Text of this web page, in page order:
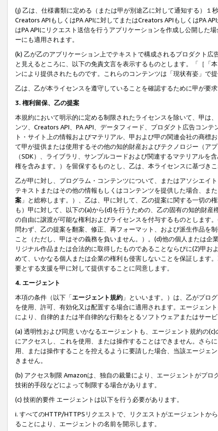
(j) 乙は、仕様書類に定める（または甲が別途乙に対して通知する）
Creators APIもしくはPA APIに対してまたはCreators APIもしくはPA
はPA APIにリクエスト送信を行うアプリケーションを作成し公開した
ーにも適用されます。
(k) 乙が乙のアプリケーション上でテキストで構成されるプロダクト
と見えるところに、以下の免責文言を表示するものとします。「［「
ンにより提供されたものです。これらのコンテンツは「現状有姿」で
乙は、乙が本ライセンスを遵守していることを確認するために甲が要
3. 権利留保、乙の提案
本規約において明示的に定める制限されたライセンスを除いて、甲は
ンツ、Creators API、PA API、データフィード、プロダクト広告コン
ト・サイト上の情報およびマテリアル、甲および甲の関連会社の商
て甲が提供または使用するその他の知的財産およびテクノロジー（ア
（SDK）、ライブラリ、サンプルコードおよび関連するマテリアル
権を含みます。）を留保するものとし、乙は、本ライセンスに基づき
乙が甲に対し、プログラム・コンテンツについて、またはアソシエイ
テキストまたはその他の情報もしくはコンテンツを提供した場合、ま
案 」と総称します。）、乙は、甲に対して、乙の提案に関する一切
も）甲に対して、以下の(a)から(d)を行うための、乙の固有の知的財
の自由に譲渡が可能な権利およびライセンスを付与するものとします
問わず、乙の提案を翻案、修正、再フォーマット、および派生作品を
こと（ただし、甲はその義務を負いません。）。(d)他の個人または
リジナル作品または合法的に取得したものであることならびに(Z)甲
めて、いかなる個人または企業の権利も侵害しないことを保証します
要とする支援を甲に対して提供することに同意します。
4. エージェント
本項の条件（以下「エージェント規約 」といいます。）は、乙がプロ
を使用、許可、有効化又は配置する場合に適用されます。エージェン
により、自律的または半自律的な行動をとるソフトウェアまたはサー
(a) 透明性および同意 いかなるエージェントも、エージェント規約の
にアクセスし、これを使用、または操作することはできません。さら
用、または操作することを控えるように要請した場合、当該エージェ
きません。
(b) アクセス制限 Amazonは、独自の裁量により、エージェントがプ
技術的手段などによって制限する場合があります。
(c) 技術的要件 エージェントは以下を行う必要があります。
i. すべてのHTTP/HTTPSリクエストで、リクエストがエージェントか
ることにより、エージェントの名前を開示します。